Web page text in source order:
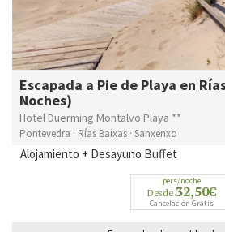
Escapada a Pie de Playa en
Noches)
Hotel Duerming Montalvo Playa **
Pontevedra · Rías Baixas · Sanxenxo
Alojamiento + Desayuno Buffet
pers/noche
Desde 32,50€
Cancelación Gratis